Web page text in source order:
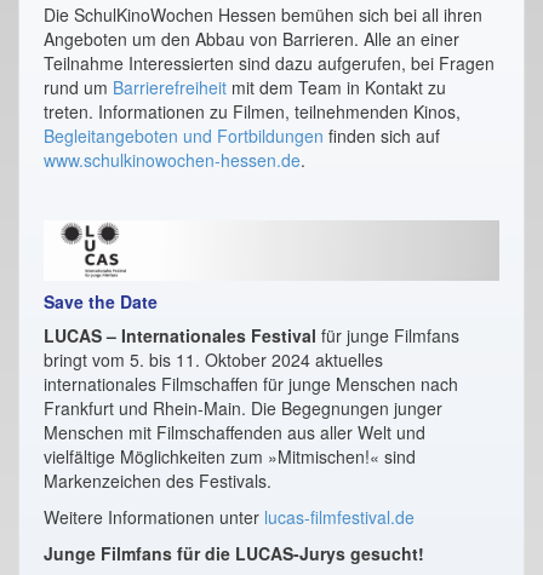
Die SchulKinoWochen Hessen bemühen sich bei all ihren
Angeboten um den Abbau von Barrieren. Alle an einer
Teilnahme Interessierten sind dazu aufgerufen, bei Fragen
rund um Barrierefreiheit mit dem Team in Kontakt zu
treten. Informationen zu Filmen, teilnehmenden Kinos,
Begleitangeboten und Fortbildungen finden sich auf
www.schulkinowochen-hessen.de.
Save the Date
LUCAS – Internationales Festival für junge Filmfans
bringt vom 5. bis 11. Oktober 2024 aktuelles
internationales Filmschaffen für junge Menschen nach
Frankfurt und Rhein-Main. Die Begegnungen junger
Menschen mit Filmschaffenden aus aller Welt und
vielfältige Möglichkeiten zum »Mitmischen!« sind
Markenzeichen des Festivals.
Weitere Informationen unter lucas-filmfestival.de
Junge Filmfans für die LUCAS-Jurys gesucht!